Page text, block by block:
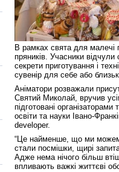
В рамках свята для малечі
пряників. Учасники
секрети приготування і
сувенір для себе або
Аніматори розважали
Святий Миколай, вручив
підготовані
освіти та науки Івано-
developer.
“Це найменше, що ми
стали посмішки, щирі
Адже нема нічого більш
впливають важкі життєві